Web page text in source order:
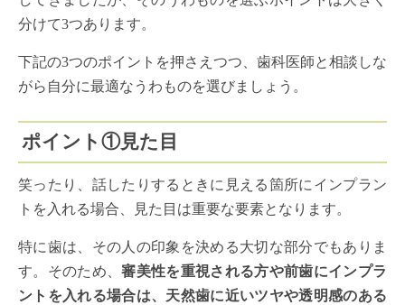
分けて3つあります。
下記の3つのポイントを押さえつつ、歯科医師と相談しな
がら自分に最適なうわものを選びましょう。
ポイント①見た目
笑ったり、話したりするときに見える箇所にインプラン
トを入れる場合、見た目は重要な要素となります。
特に歯は、その人の印象を決める大切な部分でもありま
す。そのため、審美性を重視される方や前歯にインプラ
ントを入れる場合は、天然歯に近いツヤや透明感のある